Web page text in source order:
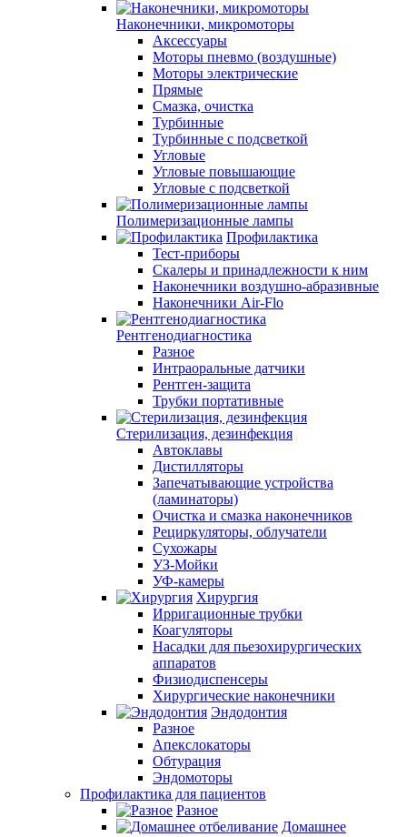
Наконечники, микромоторы
Аксессуары
Моторы пневмо (воздушные)
Моторы электрические
Прямые
Смазка, очистка
Турбинные
Турбинные с подсветкой
Угловые
Угловые повышающие
Угловые с подсветкой
Полимеризационные лампы
Профилактика
Тест-приборы
Скалеры и принадлежности к ним
Наконечники воздушно-абразивные
Наконечники Air-Flo
Рентгенодиагностика
Разное
Интраоральные датчики
Рентген-защита
Трубки портативные
Стерилизация, дезинфекция
Автоклавы
Дистилляторы
Запечатывающие устройства
(ламинаторы)
Очистка и смазка наконечников
Рециркуляторы, облучатели
Сухожары
УЗ-Мойки
УФ-камеры
Хирургия
Ирригационные трубки
Коагуляторы
Насадки для пьезохирургических
аппаратов
Физиодиспенсеры
Хирургические наконечники
Эндодонтия
Разное
Апекслокаторы
Обтурация
Эндомоторы
Профилактика для пациентов
Разное
Домашнее